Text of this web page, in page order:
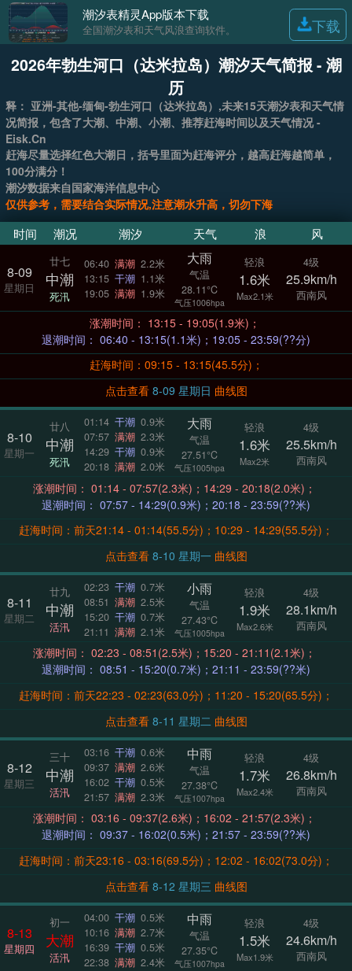
潮汐表精灵App版本下载
全国潮汐表和天气风浪查询软件。 下载
2026年勃生河口（达米拉岛）潮汐天气简报 - 潮
历
释： 亚洲-其他-缅甸-勃生河口（达米拉岛）,未来15天潮汐表和天气情
况简报，包含了大潮、中潮、小潮、推荐赶海时间以及天气情况 -
Eisk.Cn
赶海尽量选择红色大潮日，括号里面为赶海评分，越高赶海越简单，
100分满分！
潮汐数据来自国家海洋信息中心
仅供参考，需要结合实际情况,注意潮水升高，切勿下海
时间 潮况 潮汐 天气 浪 风
8-09
星期日
廿七
中潮
死汛
06:40 满潮 2.2米
13:15 干潮 1.1米
19:05 满潮 1.9米
大雨
气温
28.11°C
气压1006hpa
轻浪
1.6米
Max2.1米
4级
25.9km/h
西南风
涨潮时间： 13:15 - 19:05(1.9米)；
退潮时间： 06:40 - 13:15(1.1米)；19:05 - 23:59(??分)
赶海时间：09:15 - 13:15(45.5分)；
点击查看
8-09 星期日 曲线图
8-10
星期一
廿八
中潮
死汛
01:14 干潮 0.9米
07:57 满潮 2.3米
14:29 干潮 0.9米
20:18 满潮 2.0米
大雨
气温
27.51°C
气压1005hpa
轻浪
1.6米
Max2米
4级
25.5km/h
西南风
涨潮时间： 01:14 - 07:57(2.3米)；14:29 - 20:18(2.0米)；
退潮时间： 07:57 - 14:29(0.9米)；20:18 - 23:59(??米)
赶海时间：前天21:14 - 01:14(55.5分)；10:29 - 14:29(55.5分)；
点击查看
8-10 星期一 曲线图
8-11
星期二
廿九
中潮
活汛
02:23 干潮 0.7米
08:51 满潮 2.5米
15:20 干潮 0.7米
21:11 满潮 2.1米
小雨
气温
27.43°C
气压1005hpa
轻浪
1.9米
Max2.6米
4级
28.1km/h
西南风
涨潮时间： 02:23 - 08:51(2.5米)；15:20 - 21:11(2.1米)；
退潮时间： 08:51 - 15:20(0.7米)；21:11 - 23:59(??米)
赶海时间：前天22:23 - 02:23(63.0分)；11:20 - 15:20(65.5分)；
点击查看
8-11 星期二 曲线图
8-12
星期三
三十
中潮
活汛
03:16 干潮 0.6米
09:37 满潮 2.6米
16:02 干潮 0.5米
21:57 满潮 2.3米
中雨
气温
27.38°C
气压1007hpa
轻浪
1.7米
Max2.4米
4级
26.8km/h
西南风
涨潮时间： 03:16 - 09:37(2.6米)；16:02 - 21:57(2.3米)；
退潮时间： 09:37 - 16:02(0.5米)；21:57 - 23:59(??米)
赶海时间：前天23:16 - 03:16(69.5分)；12:02 - 16:02(73.0分)；
点击查看
8-12 星期三 曲线图
8-13
星期四
初一
大潮
活汛
04:00 干潮 0.5米
10:16 满潮 2.7米
16:39 干潮 0.5米
22:38 满潮 2.4米
中雨
气温
27.35°C
气压1007hpa
轻浪
1.5米
Max1.9米
4级
24.6km/h
西南风